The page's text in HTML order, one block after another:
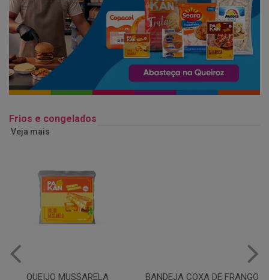
Frios e congelados
Veja mais
QUEIJO MUSSARELA BANDEJA COXA DE FRANGO